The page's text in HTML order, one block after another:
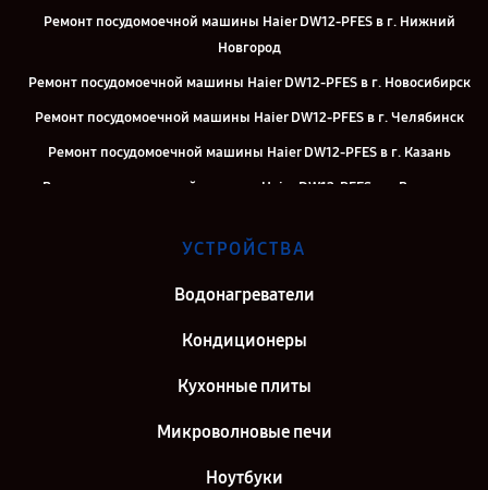
Ремонт посудомоечной машины Haier DW12-PFES в г. Нижний
Новгород
Ремонт посудомоечной машины Haier DW12-PFES в г. Новосибирск
Ремонт посудомоечной машины Haier DW12-PFES в г. Челябинск
Ремонт посудомоечной машины Haier DW12-PFES в г. Казань
Ремонт посудомоечной машины Haier DW12-PFES в г. Воронеж
Ремонт посудомоечной машины Haier DW12-PFES в г. Самара
Ремонт посудомоечной машины Haier DW12-PFES в г. Киров
Петербург
УСТРОЙСТВА
Водонагреватели
Кондиционеры
Кухонные плиты
Микроволновые печи
Ноутбуки